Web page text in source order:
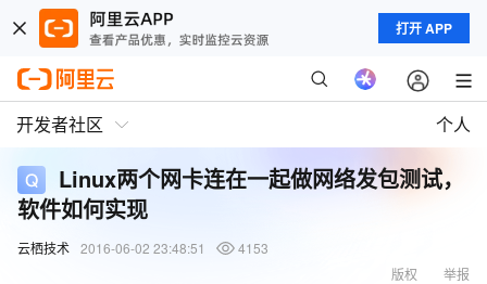
打开 APP
开发者社区 个人
Linux两个网卡连在一起做网络发包测试，
软件如何实现
云栖技术 2016-06-02 23:48:51
4153
举报
版权